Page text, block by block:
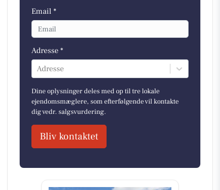
Email *
Adresse *
Adresse
Dine oplysninger deles med op til tre lokale
ejendomsmæglere, som efterfølgende vil kontakte
dig vedr. salgsvurdering.
Bliv kontaktet